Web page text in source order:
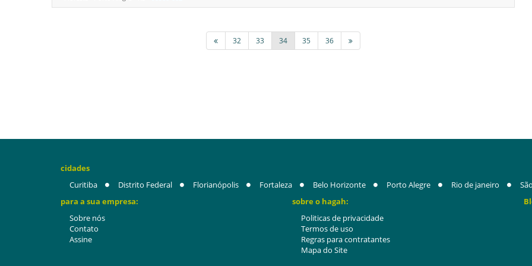
32 33 34 35 36
cidades
Curitiba
Distrito Federal Florianópolis Fortaleza Belo Horizonte Porto Alegre Rio de janeiro
para a sua empresa:
Sobre nós
Contato
Assine
sobre o hagah:
Politicas de privacidade
Termos de uso
Regras para contratantes
Mapa do Site